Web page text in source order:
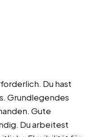
Du hast
Grundlegendes
Gute
Du arbeitest